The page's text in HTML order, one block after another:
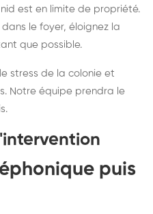
nid est en limite de propriété.
le foyer, éloignez la
que possible.
stress de la colonie et
Notre équipe prendra le
puis